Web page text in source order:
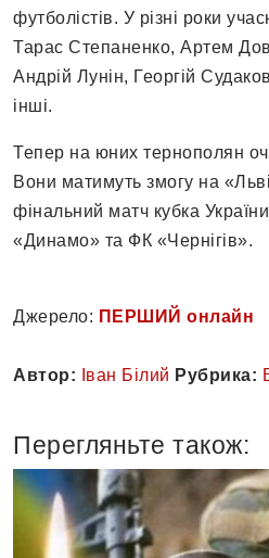
футболістів. У різні роки
Тарас Степаненко, Артем
Андрій Лунін, Георгій
інші.
Тепер на юних тернополян
Вони матимуть змогу на
фінальний матч кубка
«Динамо» та ФК «Чернігів».
Джерело: ПЕРШИЙ онлайн
Автор: Іван Білий Рубрика:
Перегляньте також: